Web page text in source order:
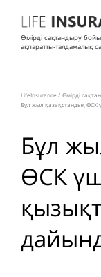
Өмірді сақтандыру
ақпаратты-талдамалық
LifeInsurance / Өмірді
Бұл жыл қазақстандық ӨСК
Бұл
ӨСК